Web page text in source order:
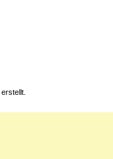
erstellt.